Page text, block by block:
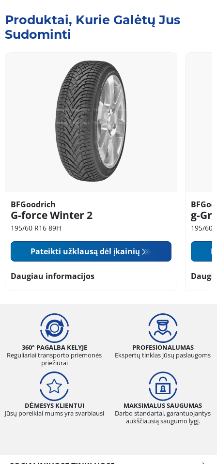
Produktai, Kurie Galėtų Jus
Sudominti
BFGoodrich
G-force Winter 2
195/60 R16 89H
Pateikti užklausą dėl įkainių
Daugiau informacijos
g-
195/60
360° PAGALBA KELYJE
Reguliariai transporto priemonės
priežiūrai
PROFESIONALUMAS
Ekspertų tinklas jūsų paslaugoms
DĖMESYS KLIENTUI
Jūsų poreikiai mums yra svarbiausi
MAKSIMALUS SAUGUMAS
Darbo standartai, garantuojantys
aukščiausią saugumo lygį.